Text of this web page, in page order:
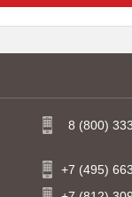
8 (800)
+7 (495)